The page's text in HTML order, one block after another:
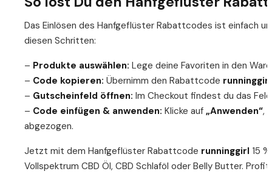
Das Einlösen des Hanfgeflüster Rabattcodes ist einfach
diesen Schritten:
– Produkte auswählen: Lege deine Favoriten in den
– Code kopieren: Übernimm den Rabattcode runninggirl
– Gutscheinfeld öffnen: Im Checkout findest du das Feld
– Code einfügen & anwenden: Klicke auf „Anwenden“,
abgezogen.
Jetzt mit dem Hanfgeflüster Rabattcode runninggirl 15
Vollspektrum CBD Öl, CBD Schlaföl oder Belly Butter.